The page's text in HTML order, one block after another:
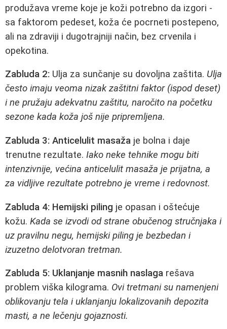
produžava vreme koje je koži potrebno da izgori -
sa faktorom pedeset, koža će pocrneti postepeno,
ali na zdraviji i dugotrajniji način, bez crvenila i
opekotina.
Zabluda 2: Ulja za sunčanje su dovoljna zaštita. Ulja
često imaju veoma nizak zaštitni faktor (ispod deset)
i ne pružaju adekvatnu zaštitu, naročito na početku
sezone kada koža još nije pripremljena.
Zabluda 3: Anticelulit masaža je bolna i daje
trenutne rezultate. Iako neke tehnike mogu biti
intenzivnije, većina anticelulit masaža je prijatna, a
za vidljive rezultate potrebno je vreme i redovnost.
Zabluda 4: Hemijski piling je opasan i oštećuje
kožu. Kada se izvodi od strane obučenog stručnjaka i
uz pravilnu negu, hemijski piling je bezbedan i
izuzetno delotvoran tretman.
Zabluda 5: Uklanjanje masnih naslaga rešava
problem viška kilograma. Ovi tretmani su namenjeni
oblikovanju tela i uklanjanju lokalizovanih depozita
masti, a ne lečenju gojaznosti.